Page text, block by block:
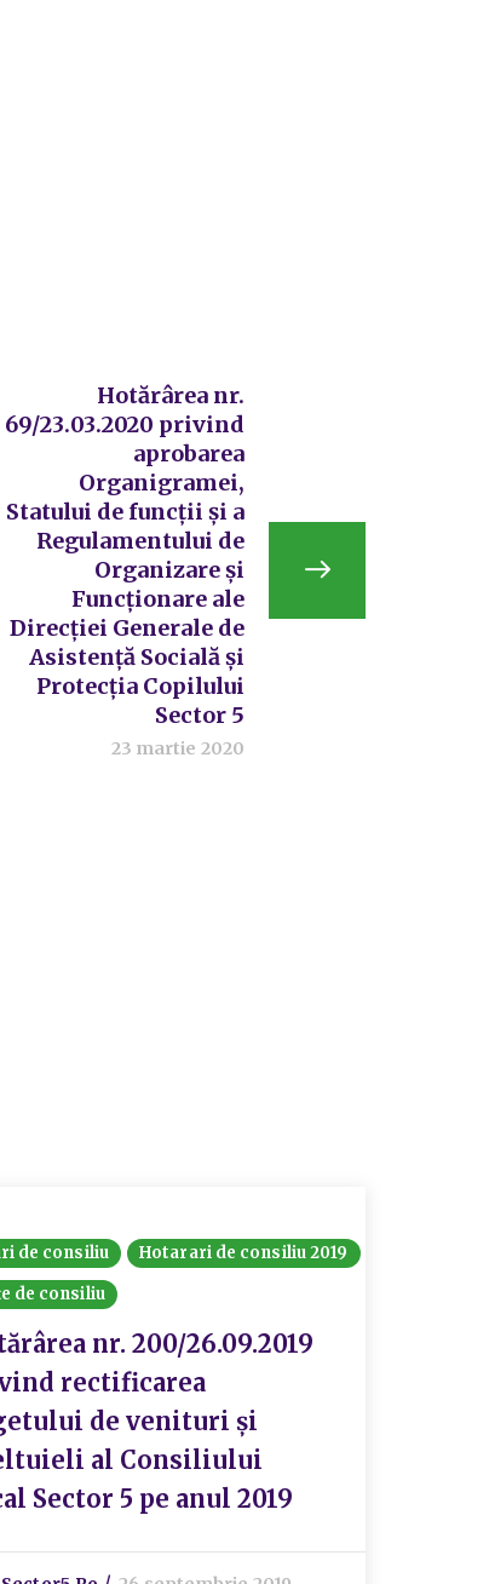
Hotărârea nr.
69/23.03.2020 privind
aprobarea
Organigramei,
Statului de funcții și a
Regulamentului de
Organizare și
Funcționare ale
Direcției Generale de
Asistență Socială și
Protecția Copilului
Sector 5
23 martie 2020
de consiliu
Hotarari de consiliu 2019
de consiliu
nr. 200/26.09.2019
rectificarea
de venituri și
al Consiliului
Sector 5 pe anul 2019